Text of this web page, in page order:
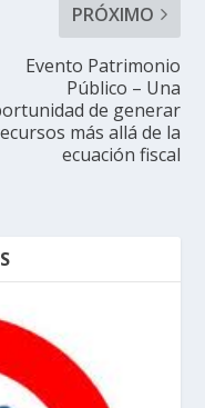
PRÓXIMO
Evento Patrimonio
Público – Una
de generar
más allá de la
ecuación fiscal